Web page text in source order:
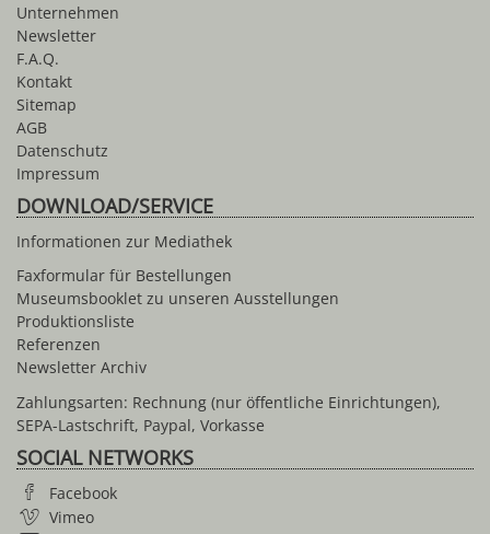
Unternehmen
Newsletter
F.A.Q.
Kontakt
Sitemap
AGB
Datenschutz
Impressum
DOWNLOAD/SERVICE
Informationen zur Mediathek
Faxformular für Bestellungen
Museumsbooklet zu unseren Ausstellungen
Produktionsliste
Referenzen
Newsletter Archiv
Zahlungsarten: Rechnung (nur öffentliche Einrichtungen),
SEPA-Lastschrift, Paypal, Vorkasse
SOCIAL NETWORKS
Facebook
Vimeo